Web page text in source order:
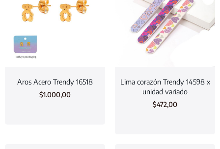
Aros Acero Trendy 16518
$1.000,00
Lima corazón Trendy 14598 x
unidad variado
$472,00